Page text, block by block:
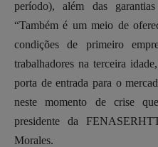
período), além das
“Também é um meio de
condições de primeiro
trabalhadores na terceira
porta de entrada para o
neste momento de crise
presidente da
Morales.